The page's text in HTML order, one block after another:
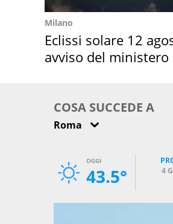
Milano
Eclissi solare 12
avviso del ministero